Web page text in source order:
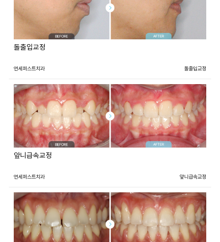
돌출입교정
연세퍼스트치과 돌출입교정
앞니급속교정
연세퍼스트치과 앞니급속교정